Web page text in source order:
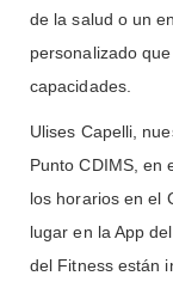
de la salud o un
personalizado
capacidades.
Ulises Capelli,
Punto CDIMS, en
los horarios en el
lugar en la App
del Fitness están